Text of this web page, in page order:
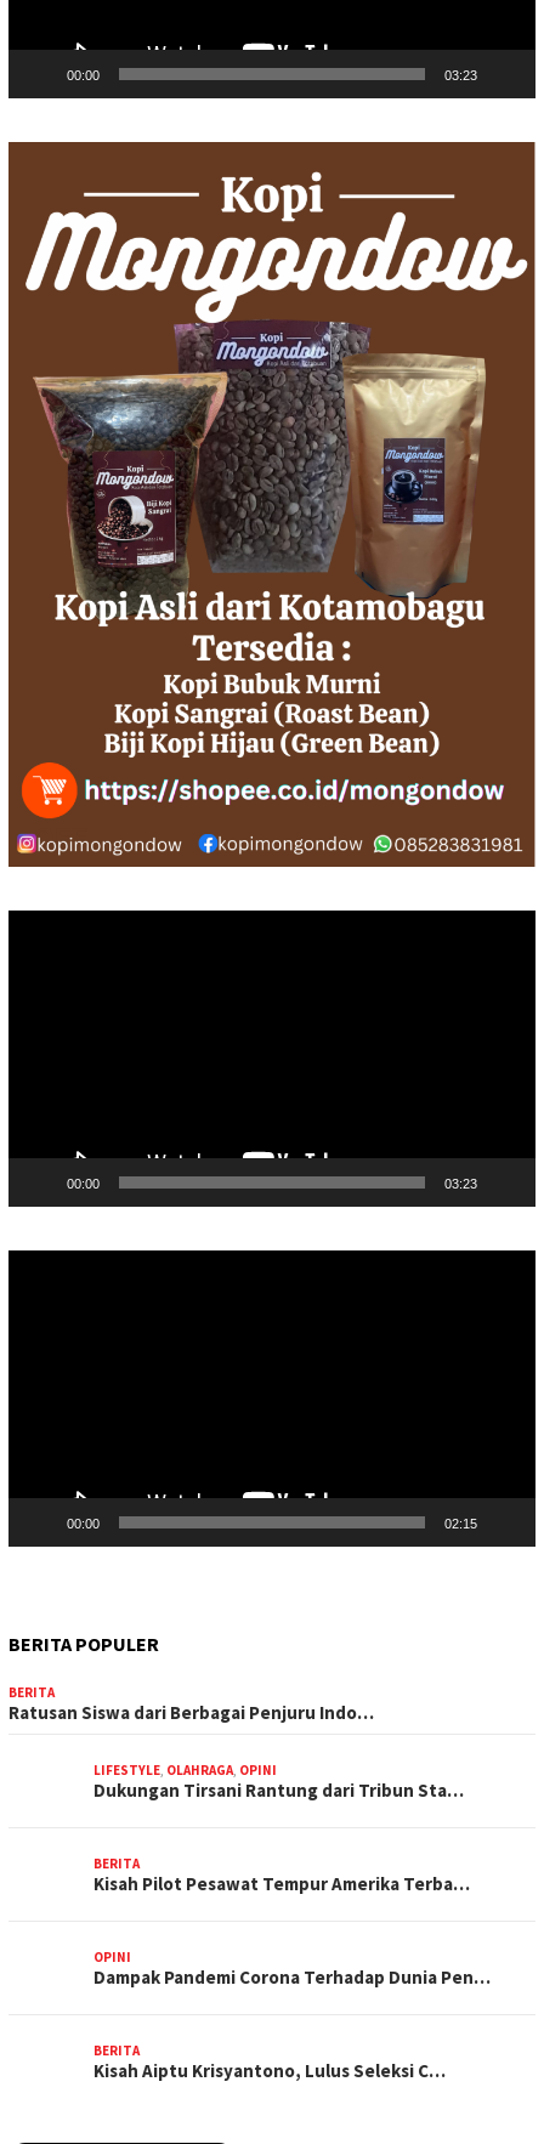
00:00 03:23
00:00 03:23
00:00 02:15
BERITA POPULER
BERITA
Ratusan Siswa dari Berbagai Penjuru Indo…
LIFESTYLE, OLAHRAGA, OPINI
Dukungan Tirsani Rantung dari Tribun Sta…
BERITA
Kisah Pilot Pesawat Tempur Amerika Terba…
OPINI
Dampak Pandemi Corona Terhadap Dunia Pen…
BERITA
Kisah Aiptu Krisyantono, Lulus Seleksi C…